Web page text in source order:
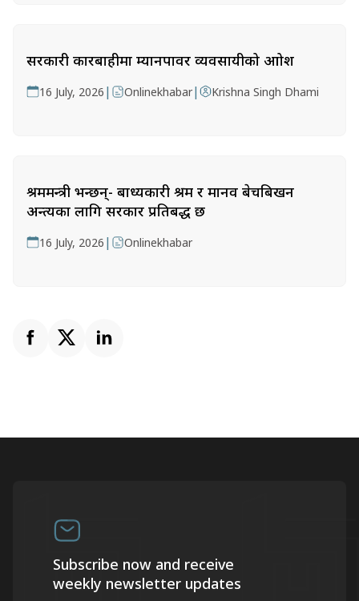
सरकारी कारबाहीमा म्यानपावर व्यवसायीको आक्रोश
16 July, 2026 | Onlinekhabar| Krishna Singh Dhami
श्रममन्त्री भन्छन्- बाध्यकारी श्रम र मानव बेचबिखन
अन्त्यका लागि सरकार प्रतिबद्ध छ
16 July, 2026 | Onlinekhabar
Subscribe now and receive
weekly newsletter updates